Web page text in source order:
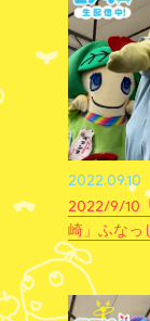
2022.09.10
2022/9/10
崎」ふなっ